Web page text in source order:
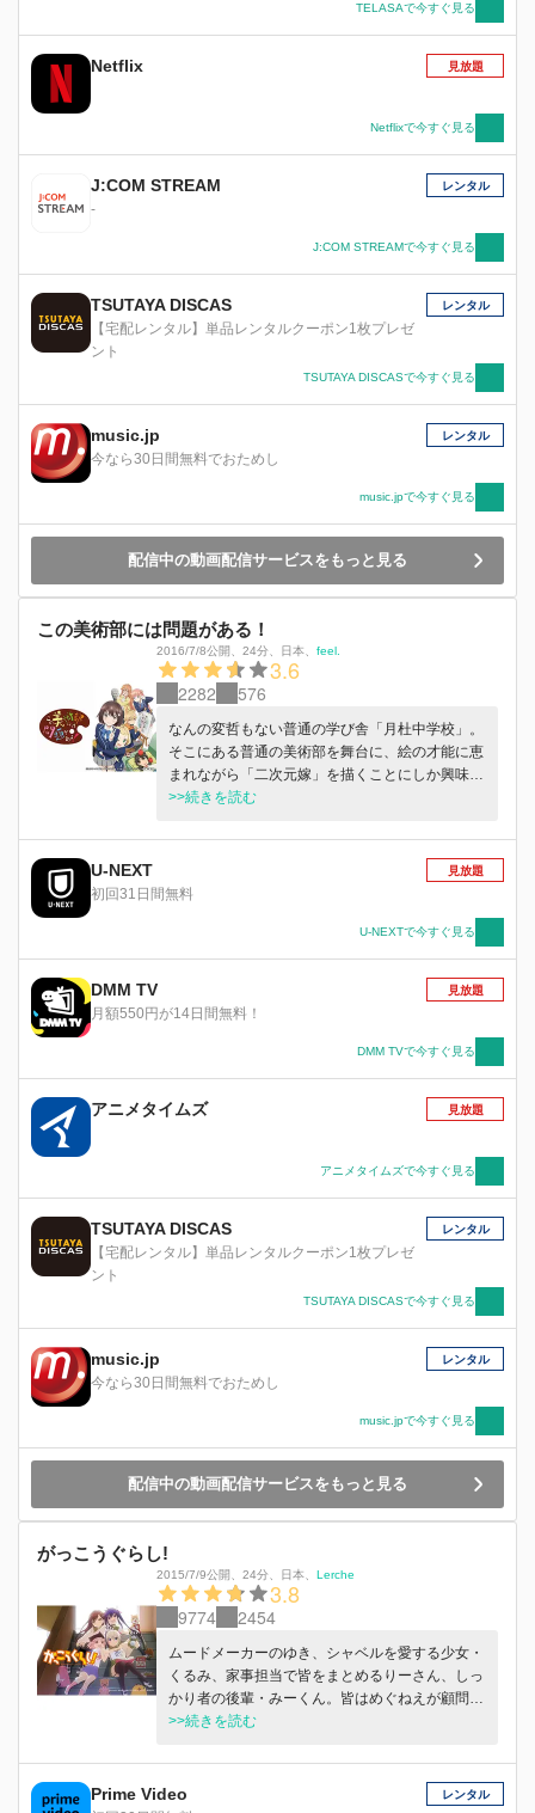
TELASAで今すぐ見る
Netflix 見放題
Netflixで今すぐ見る
J:COM STREAM
-
レンタル
J:COM STREAMで今すぐ見る
TSUTAYA DISCAS
【宅配レンタル】単品レンタルクーポン1枚プレゼ
ント
レンタル
TSUTAYA DISCASで今すぐ見る
music.jp
今なら30日間無料でおためし
レンタル
music.jpで今すぐ見る
配信中の動画配信サービスをもっと見る
この美術部には問題がある！
2016/7/8公開 24分 日本 feel.
3.6
2282 576
なんの変哲もない普通の学び舎「月杜中学校」。
そこにある普通の美術部を舞台に、絵の才能に恵
まれながら「二次元嫁」を描くことにしか興味の
ない内巻くんと、そんな内巻くんのことがどうに
していないようで気にしている、いつも寝てばか
りの部長、さらになんとなく気配だけはしている
謎の部員コレットさん。そんな美術部で今日も何
>>続きを読む
U-NEXT
初回31日間無料
見放題
U-NEXTで今すぐ見る
DMM TV
月額550円が14日間無料！
見放題
DMM TVで今すぐ見る
アニメタイムズ 見放題
アニメタイムズで今すぐ見る
TSUTAYA DISCAS
【宅配レンタル】単品レンタルクーポン1枚プレゼ
ント
レンタル
TSUTAYA DISCASで今すぐ見る
music.jp
今なら30日間無料でおためし
レンタル
music.jpで今すぐ見る
配信中の動画配信サービスをもっと見る
がっこうぐらし!
2015/7/9公開 24分 日本 Lerche
3.8
9774 2454
ムードメーカーのゆき、シャベルを愛する少女・
くるみ、家事担当で皆をまとめるりーさん、しっ
かり者の後輩・みーくん。皆はめぐねえが顧問を
務める学園生活部のメンバーで、学校で寝泊まり
常はしかし…!?
>>続きを読む
Prime Video レンタル